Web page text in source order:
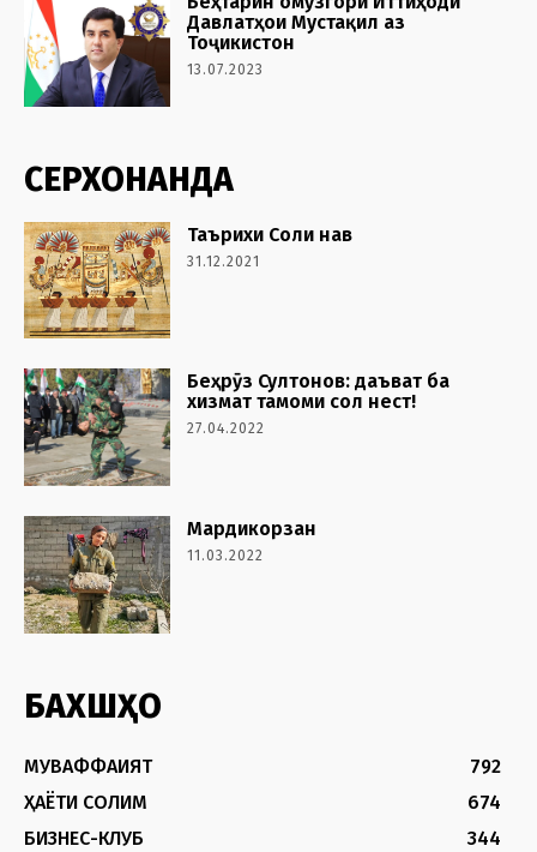
Давлатҳои Мустақил аз
Тоҷикистон
13.07.2023
СЕРХОНАНДА
Таърихи Соли нав
31.12.2021
Беҳрӯз Султонов: даъват ба
хизмат тамоми сол нест!
27.04.2022
Мардикорзан
11.03.2022
БАХШҲО
МУВАФФАҚИЯТ
792
ҲАЁТИ СОЛИМ
674
БИЗНЕС-КЛУБ
344